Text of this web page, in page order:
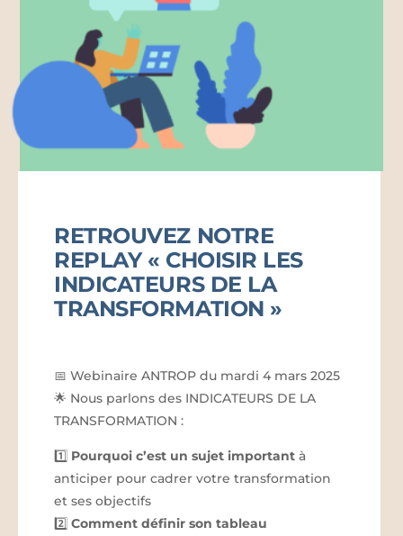
RETROUVEZ NOTRE
REPLAY « CHOISIR LES
INDICATEURS DE LA
TRANSFORMATION »
📅 Webinaire ANTROP du mardi 4 mars 2025
🌟 Nous parlons des INDICATEURS DE LA
TRANSFORMATION :
1️⃣ Pourquoi c’est un sujet important à
anticiper pour cadrer votre transformation
et ses objectifs
2️⃣Comment définir son tableau